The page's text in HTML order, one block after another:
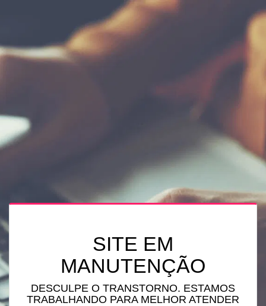
SITE EM
MANUTENÇÃO
DESCULPE O TRANSTORNO. ESTAMOS
TRABALHANDO PARA MELHOR ATENDER